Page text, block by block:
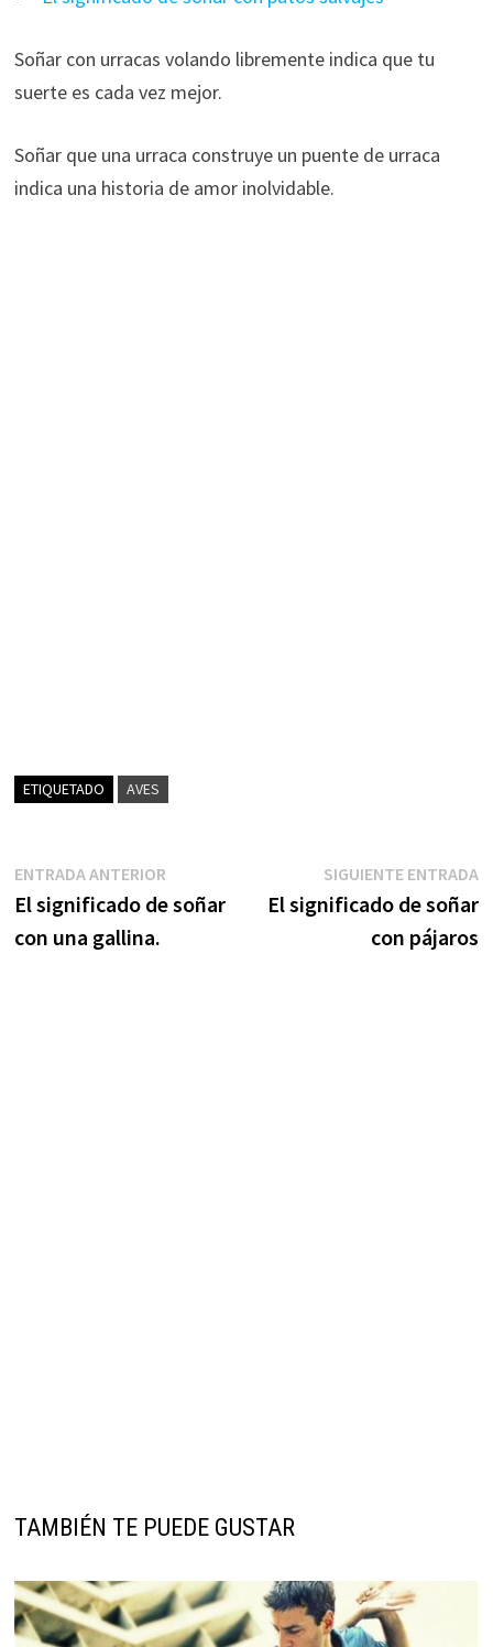
Soñar con urracas volando libremente indica que tu
suerte es cada vez mejor.
Soñar que una urraca construye un puente de urraca
indica una historia de amor inolvidable.
ETIQUETADO AVES
Navegación
de
entradas
ENTRADA ANTERIOREntrada
anterior:
El significado de soñar
con una gallina.
SIGUIENTE ENTRADA
El significado de soñar
con pájaros
TAMBIÉN TE PUEDE GUSTAR